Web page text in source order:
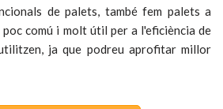
de palets, també fem palets a
comú i molt útil per a l'eficiència de
ja que podreu aprofitar millor